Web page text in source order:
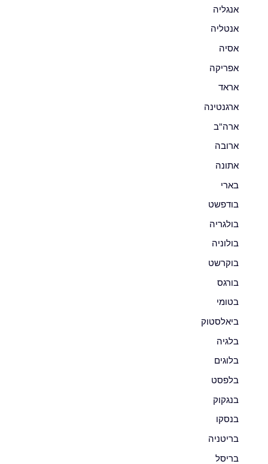
אנגליה
אנטליה
אסיה
אפריקה
אראד
ארגנטינה
ארה"ב
ארובה
אתונה
בארי
בודפשט
בולגריה
בולוניה
בוקרשט
בורגס
בטומי
ביאלסטוק
בלגיה
בלוגים
בלפסט
בנגקוק
בנסקו
בריטניה
בריסל